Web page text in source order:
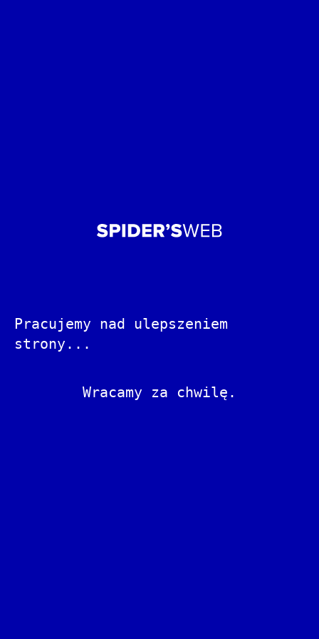
Pracujemy nad ulepszeniem
strony...
Wracamy za chwilę.